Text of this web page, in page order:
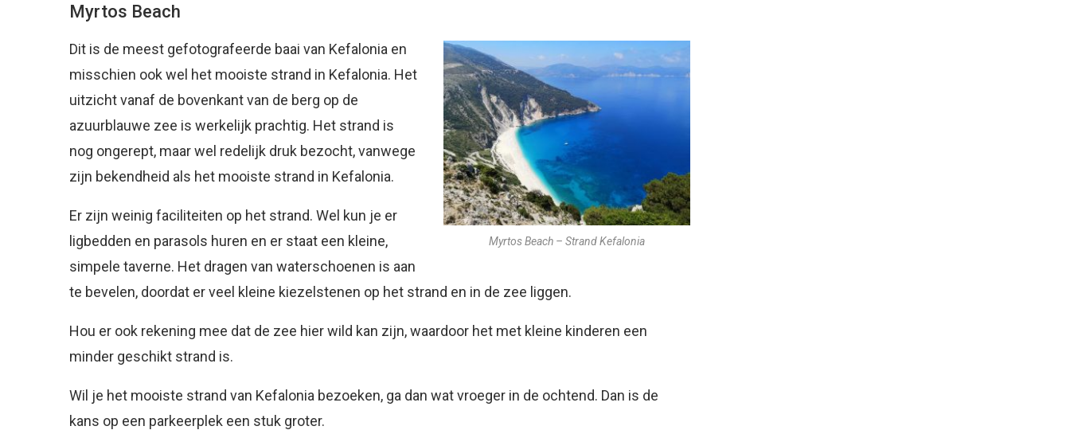
Myrtos Beach
Myrtos Beach – Strand Kefalonia
Dit is de meest gefotografeerde baai van Kefalonia en
misschien ook wel het mooiste strand in Kefalonia. Het
uitzicht vanaf de bovenkant van de berg op de
azuurblauwe zee is werkelijk prachtig. Het strand is
nog ongerept, maar wel redelijk druk bezocht, vanwege
zijn bekendheid als het mooiste strand in Kefalonia.
Er zijn weinig faciliteiten op het strand. Wel kun je er
ligbedden en parasols huren en er staat een kleine,
simpele taverne. Het dragen van waterschoenen is aan
te bevelen, doordat er veel kleine kiezelstenen op het strand en in de zee liggen.
Hou er ook rekening mee dat de zee hier wild kan zijn, waardoor het met kleine kinderen een
minder geschikt strand is.
Wil je het mooiste strand van Kefalonia bezoeken, ga dan wat vroeger in de ochtend. Dan is de
kans op een parkeerplek een stuk groter.